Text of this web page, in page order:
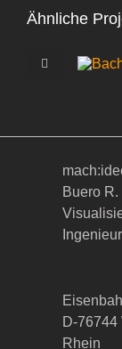
Ähnliche
Buero R.
D-76744
Rhein